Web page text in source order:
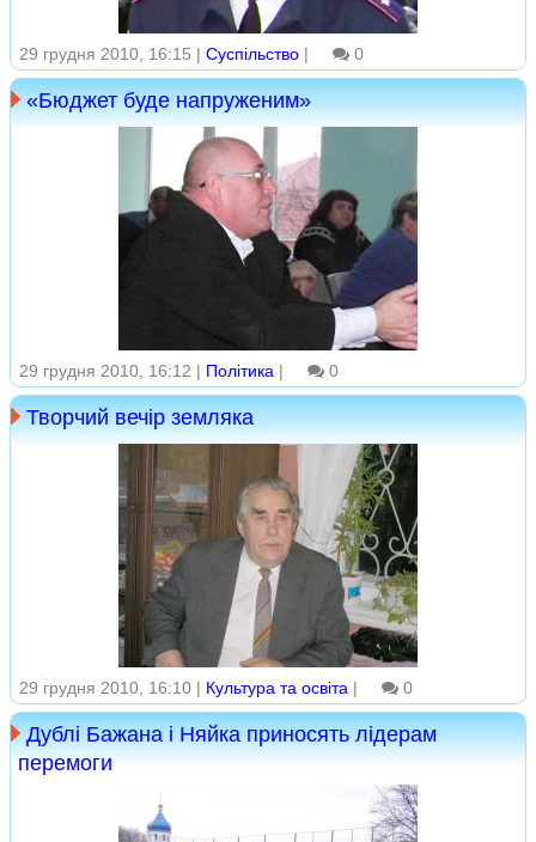
29 грудня 2010, 16:15 | Суспільство | 0
«Бюджет буде напруженим»
29 грудня 2010, 16:12 | Політика | 0
Творчий вечір земляка
29 грудня 2010, 16:10 | Культура та освіта | 0
Дублі Бажана і Няйка приносять лідерам
перемоги